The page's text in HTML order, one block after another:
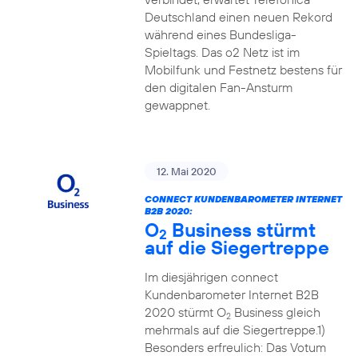
Deutschland einen neuen Rekord
während eines Bundesliga-
Spieltags. Das o2 Netz ist im
Mobilfunk und Festnetz bestens für
den digitalen Fan-Ansturm
gewappnet.
12. Mai 2020
CONNECT KUNDENBAROMETER INTERNET
B2B 2020:
O2 Business stürmt
auf die Siegertreppe
Im diesjährigen connect
Kundenbarometer Internet B2B
2020 stürmt O2Business gleich
mehrmals auf die Siegertreppe.1)
Besonders erfreulich: Das Votum